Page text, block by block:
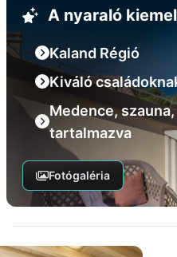
A nyaraló
Kaland Régió
Kiváló
Medence,
tartalmazva
Fotógaléria